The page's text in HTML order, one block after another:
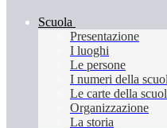
Scuola
Presentazione
I luoghi
Le persone
I numeri della
Le carte della
Organizzazione
La storia